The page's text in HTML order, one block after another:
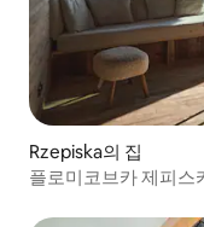
Rzepiska의 집
플로미코브카 제피스